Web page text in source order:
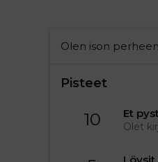
Olen ison
Pisteet
10 Et
Olet